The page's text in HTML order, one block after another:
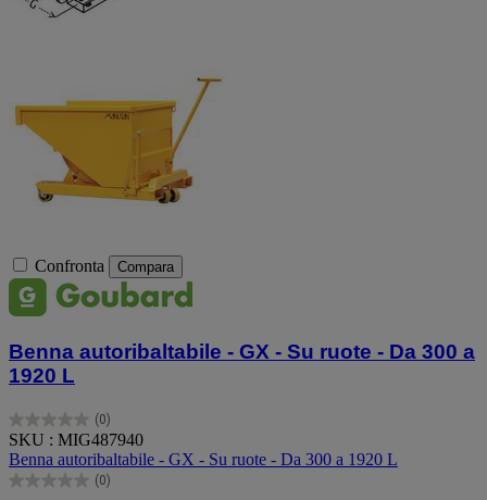
Confronta Compara
Benna autoribaltabile - GX - Su ruote - Da 300 a
1920 L
(0)
0.0
su
5
stelle.
SKU : MIG487940
Benna autoribaltabile - GX - Su ruote - Da 300 a 1920 L
(0)
0.0